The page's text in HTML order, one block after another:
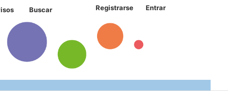
Buscar Registrarse Entrar